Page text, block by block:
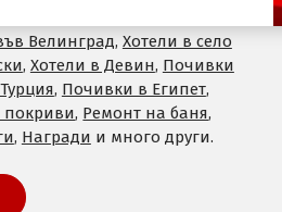
Велинград, Хотели в село
, Хотели в Девин, Почивки
, Почивки в Египет,
покриви, Ремонт на баня,
, Награди и много други.